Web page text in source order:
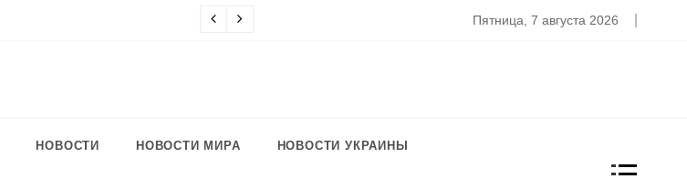
Что известно о новом штамме коронавируса «Омикрон»
Пятница, 7 августа 2026
НОВОСТИ НОВОСТИ МИРА НОВОСТИ УКРАИНЫ